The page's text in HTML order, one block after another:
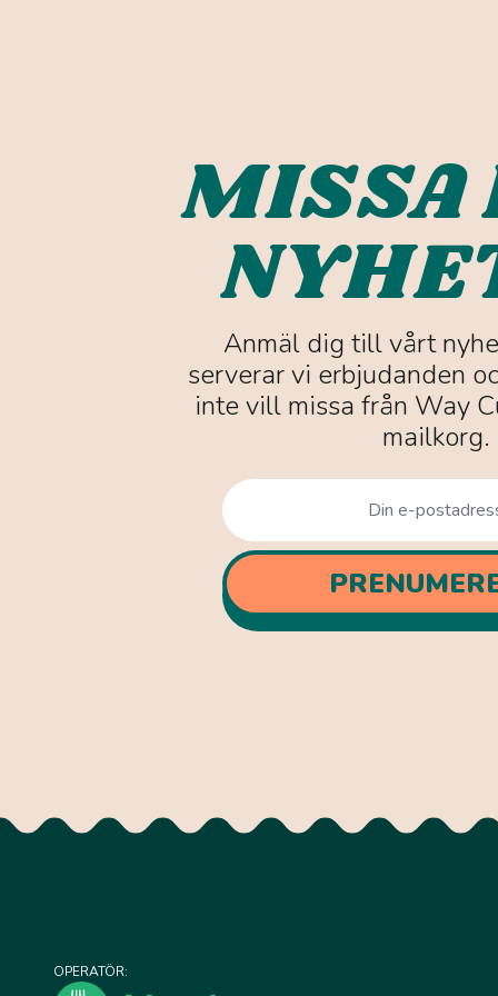
MISSA
Anmäl dig till vårt
serverar vi erbjudanden
inte vill missa från Way
mailkorg.
OPERATÖR: